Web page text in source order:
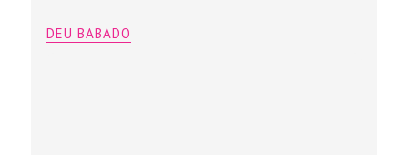
DEU BABADO